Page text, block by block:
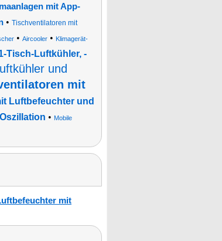
mit App-
• Tischventilatoren mit
• Aircooler • Klimagerät-
Tisch-Luftkühler, -
und
mit
Luftbefeuchter und
• Mobile
mit